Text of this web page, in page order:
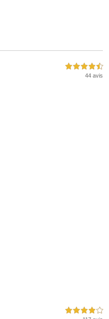
4,5 étoiles sur 5
44 avis
4,0 étoiles sur 5